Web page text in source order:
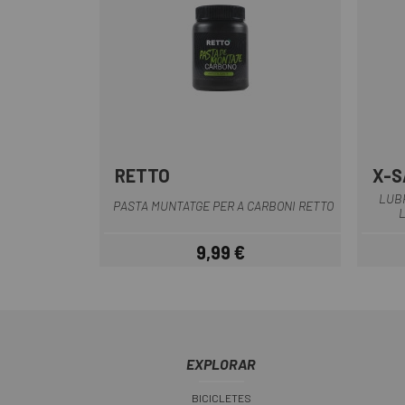
RETTO
PASTA MUNTATGE PER A CARBONI RETTO
Preu
9,99 €
X-
EXPLORAR
BICICLETES